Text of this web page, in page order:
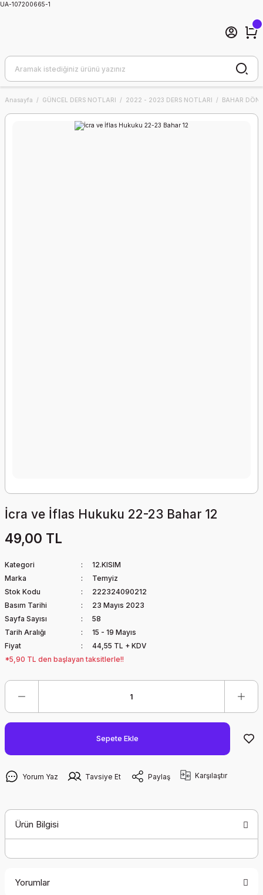
UA-107200665-1
Anasayfa GÜNCEL DERS NOTLARI 2022 - 2023 DERS NOTLARI BAHAR
İcra ve İflas Hukuku 22-23 Bahar 12
49,00 TL
Kategori
12.KISIM
Marka
Temyiz
Stok Kodu
222324090212
Basım Tarihi
23 Mayıs 2023
Sayfa Sayısı
58
Tarih Aralığı
15 - 19 Mayıs
Fiyat
44,55 TL + KDV
*5,90 TL den başlayan taksitlerle!!
Sepete Ekle
Yorum Yaz Tavsiye Et Paylaş Karşılaştır
Ürün Bilgisi
Yorumlar